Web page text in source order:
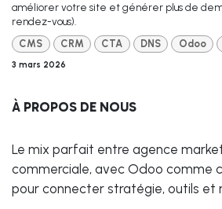
améliorer votre site et générer plus de
rendez-vous).
CMS
CRM CTA DNS Odoo
3 mars 2026
À PROPOS DE NOUS
Le mix parfait entre agence
commerciale, avec Odoo comme
pour connecter stratégie, outils et